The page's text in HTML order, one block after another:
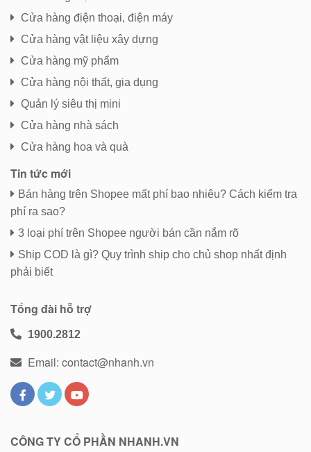
Cửa hàng điện thoại, điện máy
Cửa hàng vật liệu xây dựng
Cửa hàng mỹ phẩm
Cửa hàng nội thất, gia dụng
Quản lý siêu thị mini
Cửa hàng nhà sách
Cửa hàng hoa và quà
Tin tức mới
Bán hàng trên Shopee mất phí bao nhiêu? Cách kiểm tra
phí ra sao?
3 loại phí trên Shopee người bán cần nắm rõ
Ship COD là gì? Quy trình ship cho chủ shop nhất định
phải biết
Tổng đài hỗ trợ
1900.2812
Email: contact@nhanh.vn
CÔNG TY CỔ PHẦN NHANH.VN